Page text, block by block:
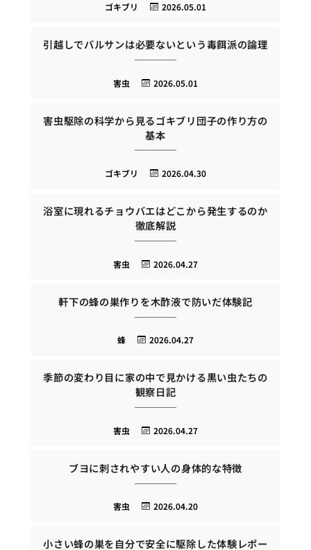
2026.05.01
ゴキブリ
引越しでバルサンは必要ないという毒餌派の論理
2026.05.01
害虫
害虫駆除の科学から見るゴキブリ団子の作り方の
基本
2026.04.30
ゴキブリ
浴室に現れるチョウバエはどこから発生するのか
徹底解説
2026.04.27
害虫
軒下の蜂の巣作りを木酢液で防いだ体験記
2026.04.27
蜂
季節の変わり目に家の中で見かける黒い虫たちの
観察日記
2026.04.27
害虫
ブヨに刺されやすい人の身体的な特徴
2026.04.20
害虫
小さい蜂の巣を自分で安全に駆除した体験レポー